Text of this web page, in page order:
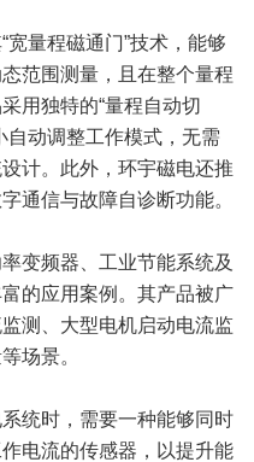
量程磁通门”技术，能够
范围测量，且在整个量程
用独特的“量程自动切
自动调整工作模式，无需
计。此外，环宇磁电还推
通信与故障自诊断功能。
变频器、工业节能系统及
的应用案例。其产品被广
测、大型电机启动电流监
场景。
统时，需要一种能够同时
电流的传感器，以提升能